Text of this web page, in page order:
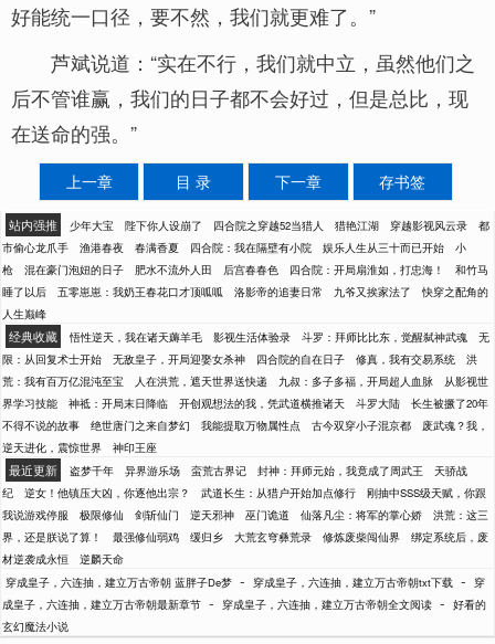
好能统一口径，要不然，我们就更难了。”
芦斌说道：“实在不行，我们就中立，虽然他们之
后不管谁赢，我们的日子都不会好过，但是总比，现
在送命的强。”
上一章 目 录 下一章 存书签
站内强推 少年大宝 陛下你人设崩了 四合院之穿越52当猎人 猎艳江湖 穿越影视风云录
都
市偷心龙爪手
渔港春夜 春满香夏 四合院：我在隔壁有小院 娱乐人生从三十而已开始
小
枪
混在豪门泡妞的日子 肥水不流外人田 后宫春春色 四合院：开局扇淮如，打忠海！
和竹马
睡了以后
五零崽崽：我奶王春花口才顶呱呱 洛影帝的追妻日常 九爷又挨家法了
快穿之配角的
人生巅峰
经典收藏 悟性逆天，我在诸天薅羊毛 影视生活体验录 斗罗：拜师比比东，觉醒弑神武魂
无
限：从回复术士开始
无敌皇子，开局迎娶女杀神 四合院的自在日子 修真，我有交易系统
洪
荒：我有百万亿混沌至宝
人在洪荒，遮天世界送快递 九叔：多子多福，开局超人血脉
从影视世
界学习技能
神祗：开局末日降临 开创观想法的我，凭武道横推诸天 斗罗大陆
长生被撅了20年
不得不说的故事
绝世唐门之来自梦幻 我能提取万物属性点 古今双穿小子混京都
废武魂？我，
逆天进化，震惊世界
神印王座
最近更新 盗梦千年 异界游乐场 蛮荒古界记 封神：拜师元始，我竟成了周武王
天骄战
纪
逆女！他镇压大凶，你逐他出宗？ 武道长生：从猎户开始加点修行
刚抽中SSS级天赋，你跟
我说游戏停服
极限修仙 剑斩仙门 逆天邪神 巫门诡道 仙落凡尘：将军的掌心娇
洪荒：这三
界，还是朕说了算！
最强修仙弱鸡 缓归乡 大荒玄穹彝荒录 修炼废柴闯仙界
绑定系统后，废
材逆袭成永恒
逆麟天命
穿成皇子，六连抽，建立万古帝朝 蓝胖子De梦 - 穿成皇子，六连抽，建立万古帝朝txt下载 -
穿
成皇子，六连抽，建立万古帝朝最新章节 - 穿成皇子，六连抽，建立万古帝朝全文阅读 - 好看的
玄幻魔法小说